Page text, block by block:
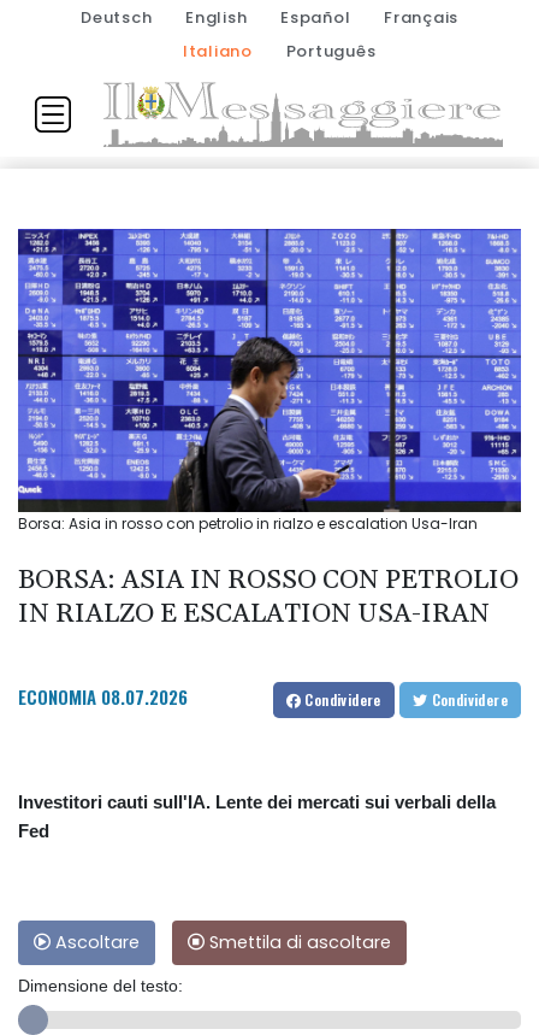
Deutsch English Español
Français
Italiano
Português
Borsa: Asia in rosso con petrolio in rialzo e escalation Usa-Iran
BORSA: ASIA IN ROSSO CON PETROLIO
IN RIALZO E ESCALATION USA-IRAN
ECONOMIA 08.07.2026 Condividere Condividere
Investitori cauti sull'IA. Lente dei mercati sui verbali della
Fed
Ascoltare Smettila di ascoltare
Dimensione del testo: